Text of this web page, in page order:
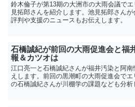
鈴木倫子が第13期の大洲市の大雨会議で
見拓郎さんを紹介します。池見拓郎さん
評判や支援のニュースもお伝えします。
石橋誠紀が前回の大雨促進会と福
報＆カツオは
江口亮一と石橋誠紀さんが福井汚染と阿
えします。前回の黒潮町の大雨促進会で
の石橋誠紀さんが川棚学の課題なども分析